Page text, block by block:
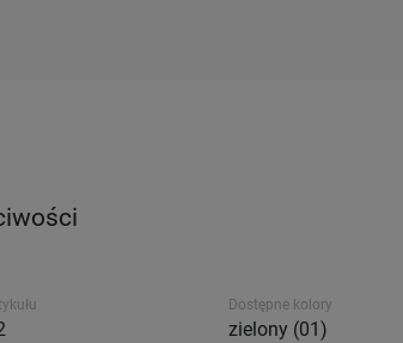
Dostępne kolory
zielony (01)